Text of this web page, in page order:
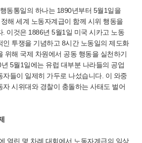
동통일의 하나는 1890년부터 5월1일을
해 세계 노동자계급이 함께 시위 행동을
이것은 1886년 5월1일 미국 시카고 노동
인 투쟁을 기념하고 8시간 노동일의 제도화
위해 국제 차원에서 공동 행동을 실천하기
5월1일에는 유럽 대부분 나라들의 공업
자들이 일제히 가두로 나섰습니다. 이 와중
시위대와 경찰이 충돌하는 사태도 벌어
열린 몇 차례 대회에서 노동자계급의 일상